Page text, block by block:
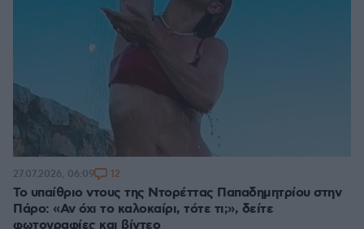
Το υπαίθριο ντους της Ντορέττας Παπαδημητρίου στην
Πάρο: «Αν όχι το καλοκαίρι, τότε τι;», δείτε
φωτογραφίες και βίντεο
27.07.2026, 06:09 12